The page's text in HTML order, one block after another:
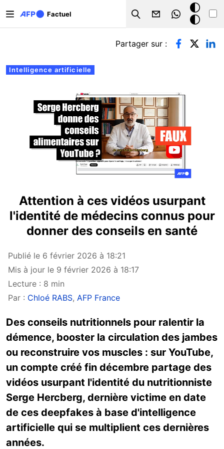
Factuel
Search
Mode
sombre
Onglets principaux
Intelligence artificielle
Partager sur :
Attention à ces vidéos usurpant
l'identité de médecins connus pour
donner des conseils en santé
Publié le 6 février 2026 à 18:21
Mis à jour le 9 février 2026 à 18:17
Lecture : 8 min
Par : Chloé RABS, AFP France
Des conseils nutritionnels pour ralentir la
démence, booster la circulation des jambes
ou reconstruire vos muscles : sur YouTube,
un compte créé fin décembre partage des
vidéos usurpant l'identité du nutritionniste
Serge Hercberg, dernière victime en date
de ces deepfakes à base d'intelligence
artificielle qui se multiplient ces dernières
années.